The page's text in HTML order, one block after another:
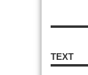
TEXT